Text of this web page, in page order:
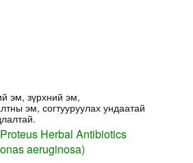
эм, зүрхний эм,
эм, согтууруулах ундаатай
Herbal Antibiotics
aeruginosa)